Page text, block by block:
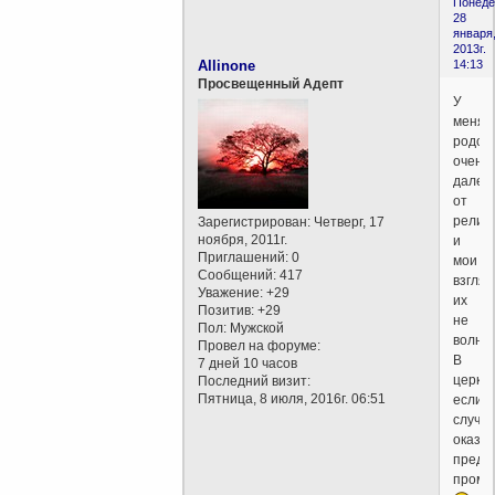
28
января,
2013г.
14:13
Allinone
Просвещенный Адепт
Зарегистрирован: Четверг, 17
ноября, 2011г.
Приглашений: 0
Сообщений: 417
Уважение: +29
Позитив: +29
Пол: Мужской
Провел на форуме:
7 дней 10 часов
Последний визит:
Пятница, 8 июля, 2016г. 06:51
У
меня
очень
от
и
мои
их
не
В
церкви
если